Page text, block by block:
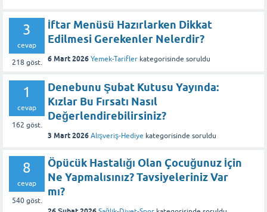
3
cevap
218 göst.
İftar Menüsü Hazırlarken Dikkat
Edilmesi Gerekenler Nelerdir?
6 Mart 2026 Yemek-Tarifler kategorisinde soruldu
1
cevap
162 göst.
Denebunu Şubat Kutusu Yayında:
Kızlar Bu Fırsatı Nasıl
Değerlendirebilirsiniz?
3 Mart 2026 Alışveriş-Hediye kategorisinde soruldu
8
cevap
540göst.
Öpücük Hastalığı Olan Çocuğunuz İçin
Ne Yapmalısınız? Tavsiyeleriniz Var
mı?